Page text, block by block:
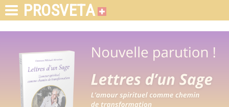
PROSVETA